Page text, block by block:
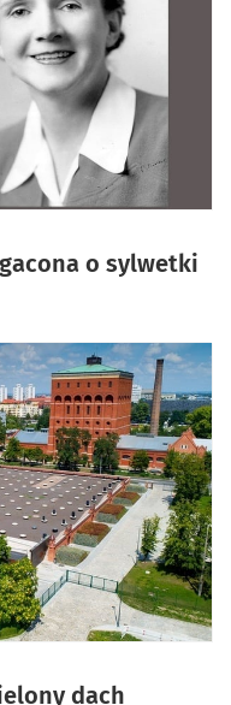
o sylwetki
dach